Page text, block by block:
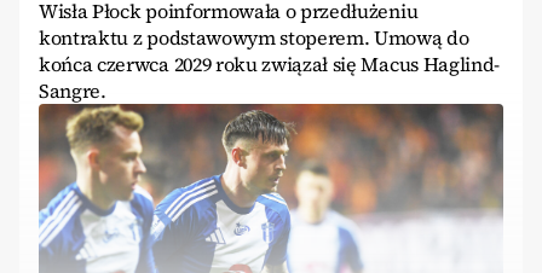
Wisła Płock poinformowała o przedłużeniu
kontraktu z podstawowym stoperem. Umową do
końca czerwca 2029 roku związał się Macus Haglind-
Sangre.